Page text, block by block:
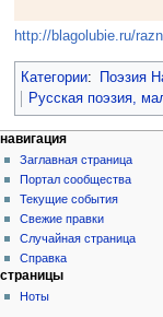
http://blagolubie.ru/
Категории:
Поэзия
Русская поэзия,
навигация
Заглавная страница
Портал сообщества
Текущие события
Свежие правки
Случайная страница
Справка
страницы
Ноты